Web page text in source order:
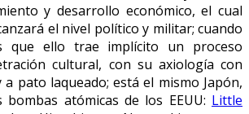
y desarrollo económico, el cual
el nivel político y militar; cuando
que ello trae implícito un proceso
cultural, con su axiología con
pato laqueado; está el mismo Japón,
atómicas de los EEUU: Little